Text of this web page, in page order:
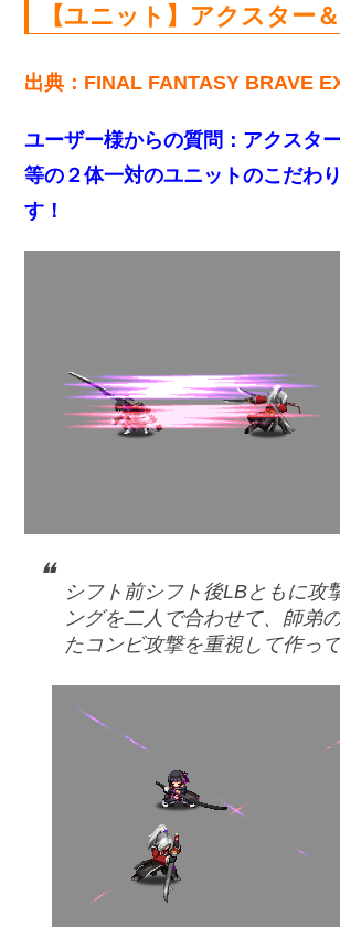
【ユニット】アクスター
出典：FINAL FANTASY BRAVE
ユーザー様からの質問： アクスタ
等の２体一対のユニットのこだわ
す！
シフト前シフト後LBともに攻
ングを二人で合わせて、師弟
たコンビ攻撃を重視して作っ